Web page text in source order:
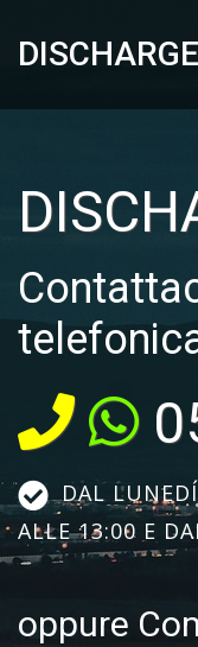
DAL
ALLE 13:00 E
oppure